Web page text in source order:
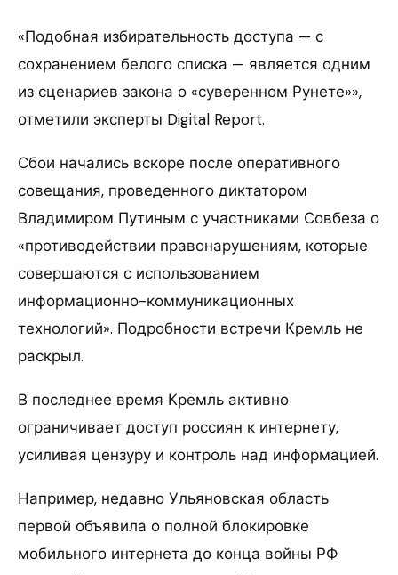
«Подобная избирательность доступа — с
сохранением белого списка — является одним
из сценариев закона о «суверенном Рунете»»,
отметили эксперты Digital Report.
Сбои начались вскоре после оперативного
совещания, проведенного диктатором
Владимиром Путиным с участниками Совбеза о
«противодействии правонарушениям, которые
совершаются с использованием
информационно-коммуникационных
технологий». Подробности встречи Кремль не
раскрыл.
В последнее время Кремль активно
ограничивает доступ россиян к интернету,
усиливая цензуру и контроль над информацией.
Например, недавно Ульяновская область
первой объявила о полной блокировке
мобильного интернета до конца войны РФ